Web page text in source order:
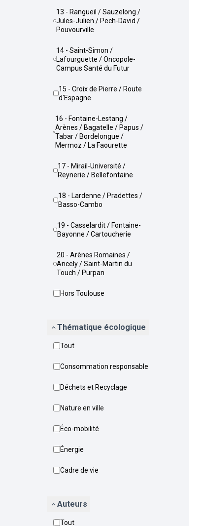
13 - Rangueil / Sauzelong /
Jules-Julien / Pech-David /
Pouvourville
14 - Saint-Simon /
Lafourguette / Oncopole-
Campus Santé du Futur
15 - Croix de Pierre / Route
d'Espagne
16 - Fontaine-Lestang /
Arènes / Bagatelle / Papus /
Tabar / Bordelongue /
Mermoz / La Faourette
17 - Mirail-Université /
Reynerie / Bellefontaine
18 - Lardenne / Pradettes /
Basso-Cambo
19 - Casselardit / Fontaine-
Bayonne / Cartoucherie
20 - Arènes Romaines /
Ancely / Saint-Martin du
Touch / Purpan
Hors Toulouse
Thématique écologique
Tout
Consommation responsable
Déchets et Recyclage
Nature en ville
Éco-mobilité
Énergie
Cadre de vie
Auteurs
Tout